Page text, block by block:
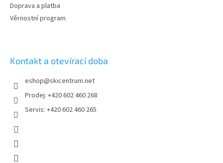
Doprava a platba
Věrnostní program
Kontakt a otevírací doba
eshop@skicentrum.net
Prodej: +420 602 460 268
Servis: +420 602 460 265